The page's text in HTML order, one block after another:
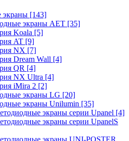
экраны [143]
экраны AET [35]
Koala [5]
AT [9]
NX [7]
Dream Wall [4]
QR [4]
NX Ultra [4]
iMira 2 [2]
экраны LG [20]
экраны Unilumin [35]
экраны серии Upanel [4]
экраны серии UpanelS
экраны UNI-POSTER